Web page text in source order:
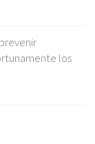
los